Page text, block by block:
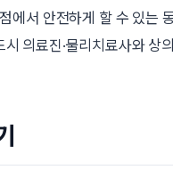
에서 안전하게 할 수 있는
의료진·물리치료사와 상